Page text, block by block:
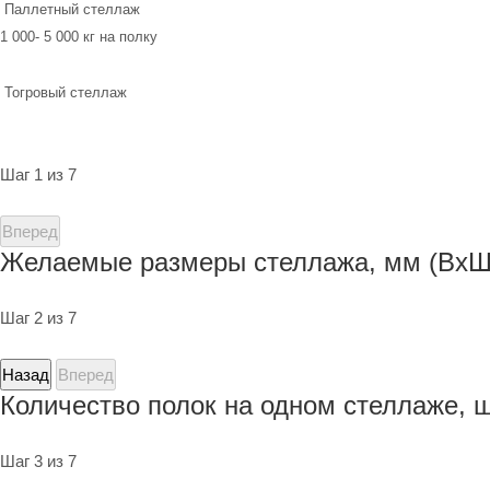
Паллетный стеллаж
1 000- 5 000 кг на полку
Тогровый стеллаж
Шаг 1 из 7
Вперед
Желаемые размеры стеллажа, мм
Шаг 2 из 7
Назад Вперед
Количество полок на одном стеллаже,
Шаг 3 из 7